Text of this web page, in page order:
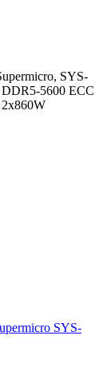
SYS-
5600 ECC
SYS-